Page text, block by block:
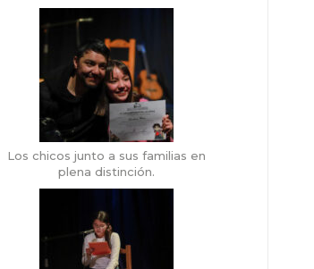
Los chicos junto a sus familias en
plena distinción.